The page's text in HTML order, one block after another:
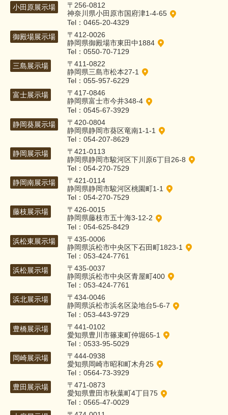
小田原展示場
〒256-0812
神奈川県小田原市国府津1-4-65
Tel：0465-20-4329
御殿場展示場
〒412-0026
静岡県御殿場市東田中1884
Tel：0550-70-7129
三島展示場
〒411-0822
静岡県三島市松本27-1
Tel：055-957-6229
富士展示場
〒417-0846
静岡県富士市今井348-4
Tel：0545-67-3929
静岡葵展示場
〒420-0804
静岡県静岡市葵区竜南1-1-1
Tel：054-207-8629
静岡展示場
〒421-0113
静岡県静岡市駿河区下川原6丁目26-8
Tel：054-270-7529
静岡南展示場
〒421-0114
静岡県静岡市駿河区桃園町1-1
Tel：054-270-7529
藤枝展示場
〒426-0015
静岡県藤枝市五十海3-12-2
Tel：054-625-8429
浜松東展示場
〒435-0006
静岡県浜松市中央区下石田町1823-1
Tel：053-424-7761
浜松展示場
〒435-0037
静岡県浜松市中央区青屋町400
Tel：053-424-7761
浜北展示場
〒434-0046
静岡県浜松市浜名区染地台5-6-7
Tel：053-443-9729
豊橋展示場
〒441-0102
愛知県豊川市篠束町仲堀65-1
Tel：0533-95-5029
岡崎展示場
〒444-0938
愛知県岡崎市昭和町木舟25
Tel：0564-73-3929
豊田展示場
〒471-0873
愛知県豊田市秋葉町4丁目75
Tel：0565-47-0029